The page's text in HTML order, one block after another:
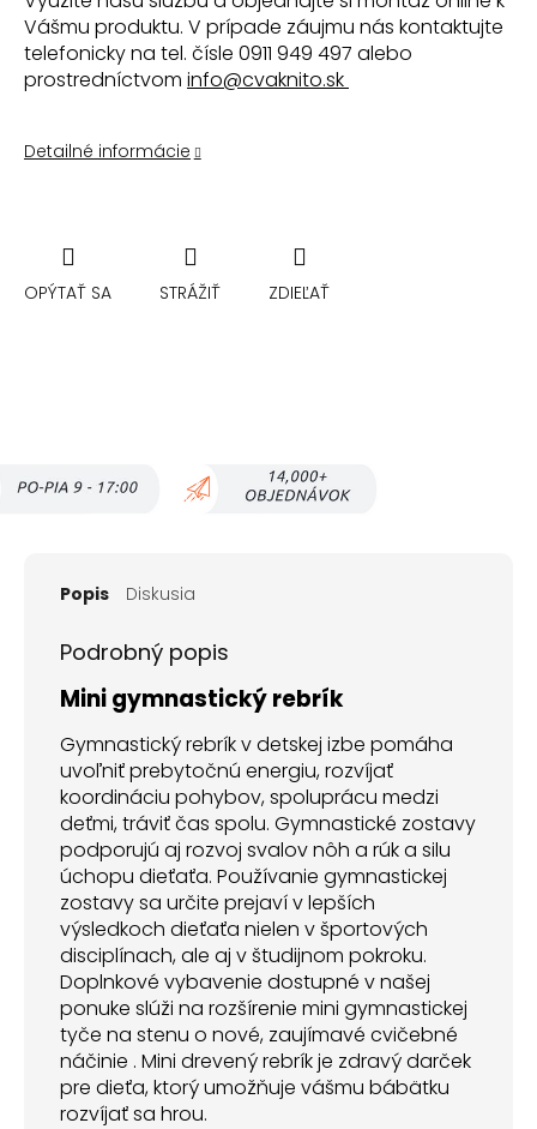
Vášmu produktu. V prípade záujmu nás kontaktujte
telefonicky na tel. čísle 0911 949 497 alebo
prostredníctvom info@cvaknito.sk
Detailné informácie
OPÝTAŤ SA STRÁŽIŤ ZDIEĽAŤ
Popis Diskusia
Podrobný popis
Mini gymnastický rebrík
Gymnastický rebrík v detskej izbe pomáha
uvoľniť prebytočnú energiu, rozvíjať
koordináciu pohybov, spoluprácu medzi
deťmi, tráviť čas spolu. Gymnastické zostavy
podporujú aj rozvoj svalov nôh a rúk a silu
úchopu dieťaťa. Používanie gymnastickej
zostavy sa určite prejaví v lepších
výsledkoch dieťaťa nielen v športových
disciplínach, ale aj v študijnom pokroku.
Doplnkové vybavenie dostupné v našej
ponuke slúži na rozšírenie mini gymnastickej
tyče na stenu o nové, zaujímavé cvičebné
náčinie . Mini drevený rebrík je zdravý darček
pre dieťa, ktorý umožňuje vášmu bábätku
rozvíjať sa hrou.